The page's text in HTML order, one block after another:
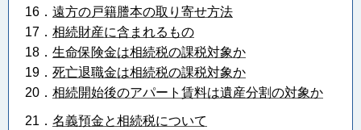
16． 遠方の戸籍謄本の取り寄せ方法
17． 相続財産に含まれるもの
18 ． 生命保険金は相続税の課税対象か
19． 死亡退職金は相続税の課税対象か
20． 相続開始後のアパート賃料は遺産分割の対象か
21． 名義預金と相続税について